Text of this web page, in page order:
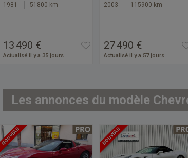
1981 51800 km
13 490 €
Actualisé il y a 35 jours
2003 115900 km
27 490 €
Actualisé il y a 57 jours
Les annonces du modèle
NOUVEAU NOUVEAU